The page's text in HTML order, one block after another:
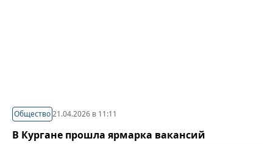
Общество21.04.2026 в 11:11
В Кургане прошла ярмарка вакансий